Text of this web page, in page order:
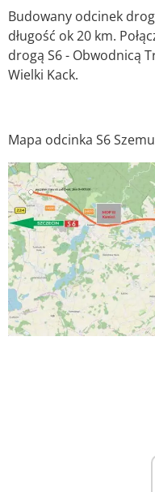
Budowany odcinek
długość ok 20 km.
drogą S6 - Obwodnicą
Wielki Kack.
Mapa odcinka S6